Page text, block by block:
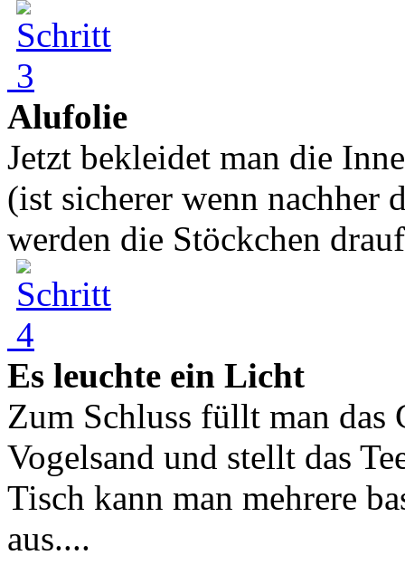
Alufolie
Jetzt bekleidet man die
(ist sicherer wenn nachher
werden die Stöckchen
Es leuchte ein Licht
Zum Schluss füllt man das
Vogelsand und stellt das
Tisch kann man mehrere
aus....